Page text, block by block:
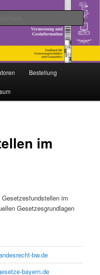
Bestellung
im
im
Gesetzesgrundlagen
bw.de
bayern.de